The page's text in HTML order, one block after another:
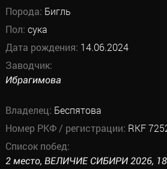
Порода: Бигль
Пол: сука
Дата рождения: 14.06.2024
Заводчик:
Ибрагимова
Владелец: Беспятова
Номер РКФ / регистрации: RKF
Список побед:
2 место, ВЕЛИЧИЕ СИБИРИ 2026,